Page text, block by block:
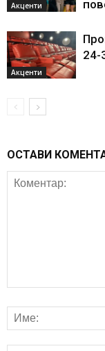
Акценти
Акценти
24-
ОСТАВИ